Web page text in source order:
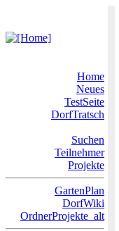
Home
Neues
TestSeite
DorfTratsch
Suchen
Teilnehmer
Projekte
GartenPlan
DorfWiki
OrdnerProjekte_alt